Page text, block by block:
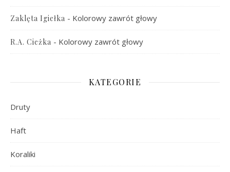
Zaklęta Igiełka - Kolorowy zawrót głowy
R.A. Cieżka - Kolorowy zawrót głowy
KATEGORIE
Druty
Haft
Koraliki